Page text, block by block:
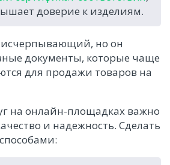
доверие к изделиям.
исчерпывающий, но он
документы, которые чаще
для продажи товаров на
на онлайн-площадках важно
и надежность. Сделать